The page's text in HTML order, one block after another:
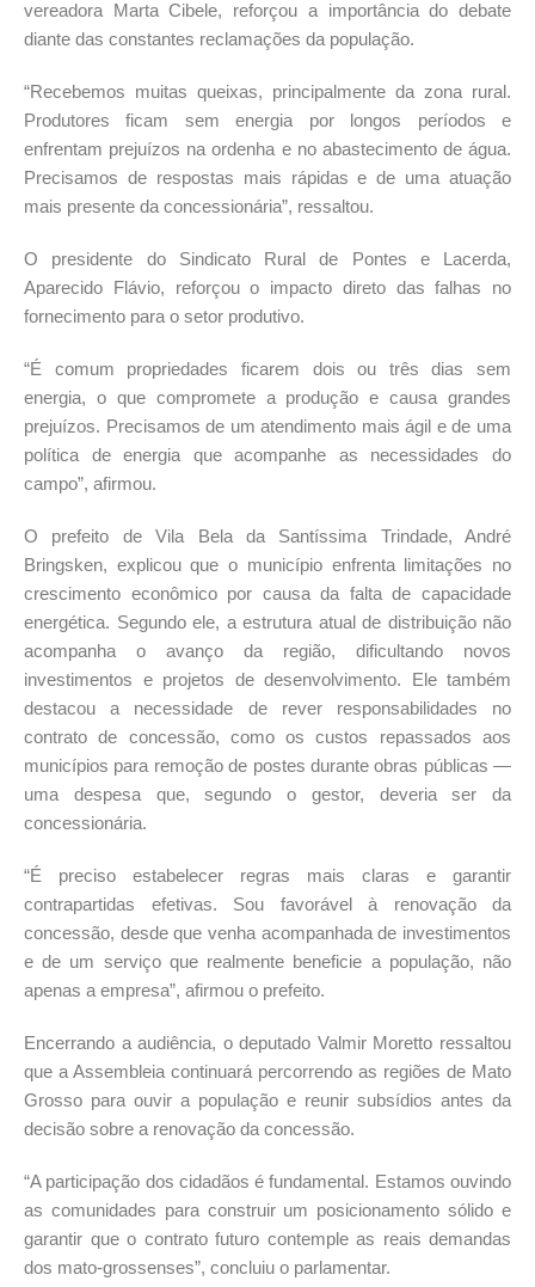
vereadora Marta Cibele, reforçou a importância do debate
diante das constantes reclamações da população.
“Recebemos muitas queixas, principalmente da zona rural.
Produtores ficam sem energia por longos períodos e
enfrentam prejuízos na ordenha e no abastecimento de água.
Precisamos de respostas mais rápidas e de uma atuação
mais presente da concessionária”, ressaltou.
O presidente do Sindicato Rural de Pontes e Lacerda,
Aparecido Flávio, reforçou o impacto direto das falhas no
fornecimento para o setor produtivo.
“É comum propriedades ficarem dois ou três dias sem
energia, o que compromete a produção e causa grandes
prejuízos. Precisamos de um atendimento mais ágil e de uma
política de energia que acompanhe as necessidades do
campo”, afirmou.
O prefeito de Vila Bela da Santíssima Trindade, André
Bringsken, explicou que o município enfrenta limitações no
crescimento econômico por causa da falta de capacidade
energética. Segundo ele, a estrutura atual de distribuição não
acompanha o avanço da região, dificultando novos
investimentos e projetos de desenvolvimento. Ele também
destacou a necessidade de rever responsabilidades no
contrato de concessão, como os custos repassados aos
municípios para remoção de postes durante obras públicas —
uma despesa que, segundo o gestor, deveria ser da
concessionária.
“É preciso estabelecer regras mais claras e garantir
contrapartidas efetivas. Sou favorável à renovação da
concessão, desde que venha acompanhada de investimentos
e de um serviço que realmente beneficie a população, não
apenas a empresa”, afirmou o prefeito.
Encerrando a audiência, o deputado Valmir Moretto ressaltou
que a Assembleia continuará percorrendo as regiões de Mato
Grosso para ouvir a população e reunir subsídios antes da
decisão sobre a renovação da concessão.
“A participação dos cidadãos é fundamental. Estamos ouvindo
as comunidades para construir um posicionamento sólido e
garantir que o contrato futuro contemple as reais demandas
dos mato-grossenses”, concluiu o parlamentar.